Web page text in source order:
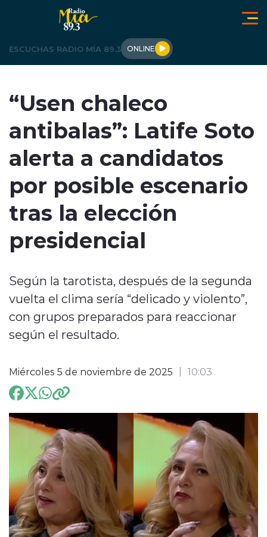
ESCUCHAS RADIO MÍA 89.3 ONLINE
ACTUALIDAD
TENDENCIAS
DEPORTES
ENTREVISTAS
“Usen chaleco
antibalas”: Latife Soto
alerta a candidatos
por posible escenario
tras la elección
presidencial
Según la tarotista, después de la segunda
vuelta el clima sería “delicado y violento”,
con grupos preparados para reaccionar
según el resultado.
Miércoles 5 de noviembre de 2025 10:03